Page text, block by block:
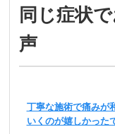
同じ症状
声
丁寧な施術で痛みが
いくのが嬉しかった